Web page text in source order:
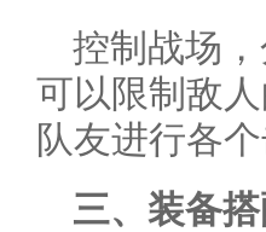
控制战场
可以限制敌
队友进行各个
三、装备